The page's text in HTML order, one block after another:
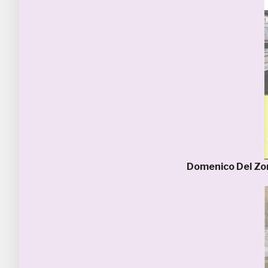
Domenico Del